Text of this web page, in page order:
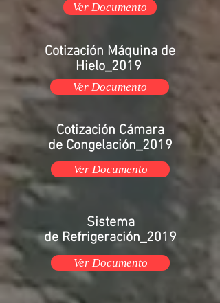
Ver Documento
Cotización Máquina de
Hielo_2019
Ver Documento
Cotización Cámara
de Congelación_2019
Ver Documento
Sistema
de Refrigeración_2019
Ver Documento